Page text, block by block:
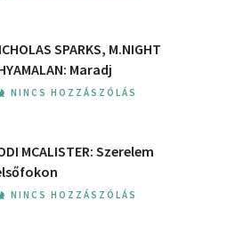
SPARKS, M.NIGHT
Maradj
NINCS HOZZÁSZÓLÁS
MCALISTER: Szerelem
NINCS HOZZÁSZÓLÁS